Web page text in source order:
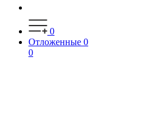
0
Отложенные 0
0